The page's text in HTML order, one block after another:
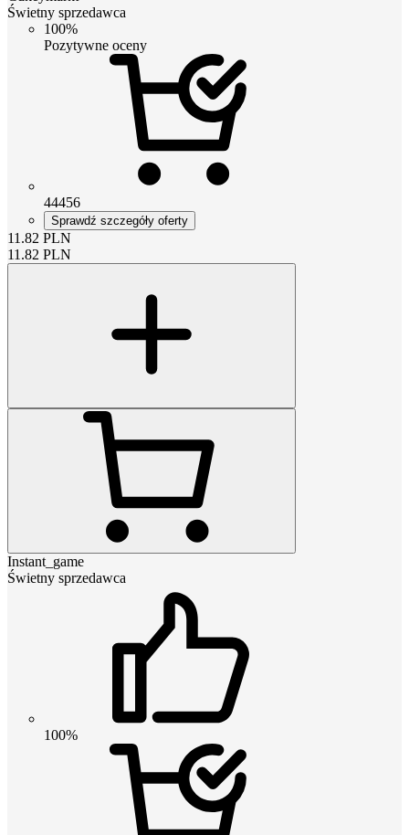
Świetny sprzedawca
100%
Pozytywne oceny
44456
Sprawdź szczegóły oferty
11.82 PLN
11.82 PLN
Instant_game
Świetny sprzedawca
100%